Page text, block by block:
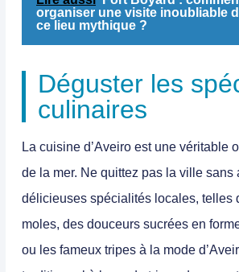
organiser une visite inoubliable
ce lieu mythique ?
Déguster les
culinaires
La cuisine d’Aveiro est une véritable
de la mer. Ne quittez pas la ville sans
délicieuses spécialités locales, telles
moles, des douceurs sucrées en
ou les fameux tripes à la mode